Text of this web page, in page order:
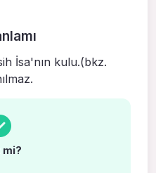
İsa'nın kulu.(bkz.
mi?